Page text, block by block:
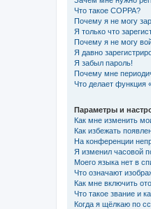
Что такое COPPA?
Почему я не могу
Я только что
Почему я не могу
Я давно
Я забыл пароль!
Почему мне
Что делает функция
Параметры и
Как мне изменить
Как избежать
На конференции
Я изменил часовой
Моего языка нет в
Что означают
Как мне включить
Что такое звание и
Когда я щёлкаю по